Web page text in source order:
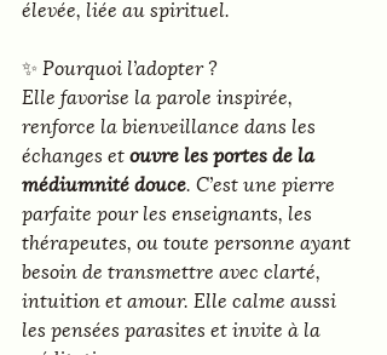
élevée, liée au spirituel.
✨ Pourquoi l’adopter ?
Elle favorise la parole inspirée,
renforce la bienveillance dans les
échanges et ouvre les portes de la
médiumnité douce. C’est une pierre
parfaite pour les enseignants, les
thérapeutes, ou toute personne ayant
besoin de transmettre avec clarté,
intuition et amour. Elle calme aussi
les pensées parasites et invite à la